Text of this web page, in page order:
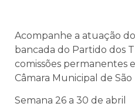
Acompanhe a atuação
bancada do Partido dos
comissões permanentes
Câmara Municipal de São
Semana 26 a 30 de abril